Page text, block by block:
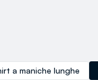
a maniche lunghe